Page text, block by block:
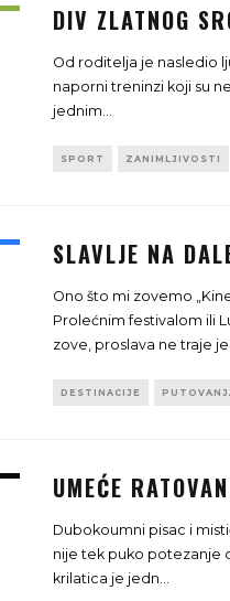
DIV ZLATNOG
Od roditelja je nasledio
naporni treninzi koji su
jednim...
SPORT ZANIMLJIVOSTI
SLAVLJE NA
Ono što mi zovemo
Prolećnim festivalom ili
zove, proslava ne traje
DESTINACIJE
UMEĆE
Dubokoumni pisac i
nije tek puko potezanje
krilatica je jedn...